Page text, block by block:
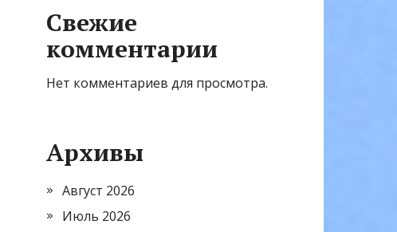
Свежие
комментарии
Нет комментариев для просмотра.
Архивы
Август 2026
Июль 2026